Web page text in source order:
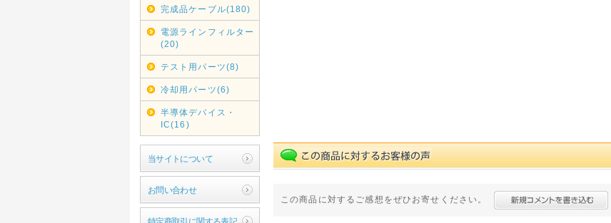
完成品ケーブル(180)
電源ラインフィルター
(20)
テスト用パーツ(8)
冷却用パーツ(6)
半導体デバイス・
IC(16)
当サイトについて
お問い合わせ
特定商取引に関する表記
この商品に対するご感想をぜひお寄せください。